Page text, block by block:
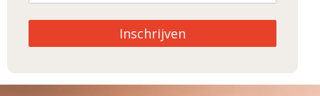
Inschrijven